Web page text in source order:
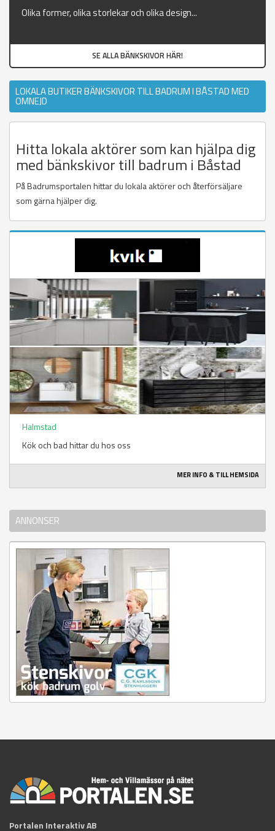
Olika former, olika storlekar och olika design...
SE ALLA BÄNKSKIVOR HÄR!
LOKALA BUTIKER BÄNKSKIVOR TILL BADRUM I BÅSTAD MED
OMNEJD
Hitta lokala aktörer som kan hjälpa dig
med bänkskivor till badrum i Båstad
På Badrumsportalen hittar du lokala aktörer och återförsäljare
som gärna hjälper dig.
Halmstad
Kök och bad hittar du hos oss
MER INFO & TILL HEMSIDA
ANNONSER
Portalen Interaktiv AB